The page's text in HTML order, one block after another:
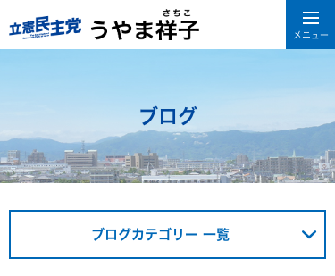
ブログ
ブログカテゴリー 一覧